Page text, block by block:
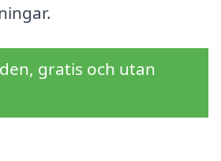
gratis och utan